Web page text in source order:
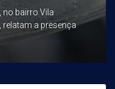
no bairro Vila
relatam a presença